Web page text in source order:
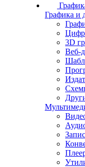
Графика и
3D
Веб-